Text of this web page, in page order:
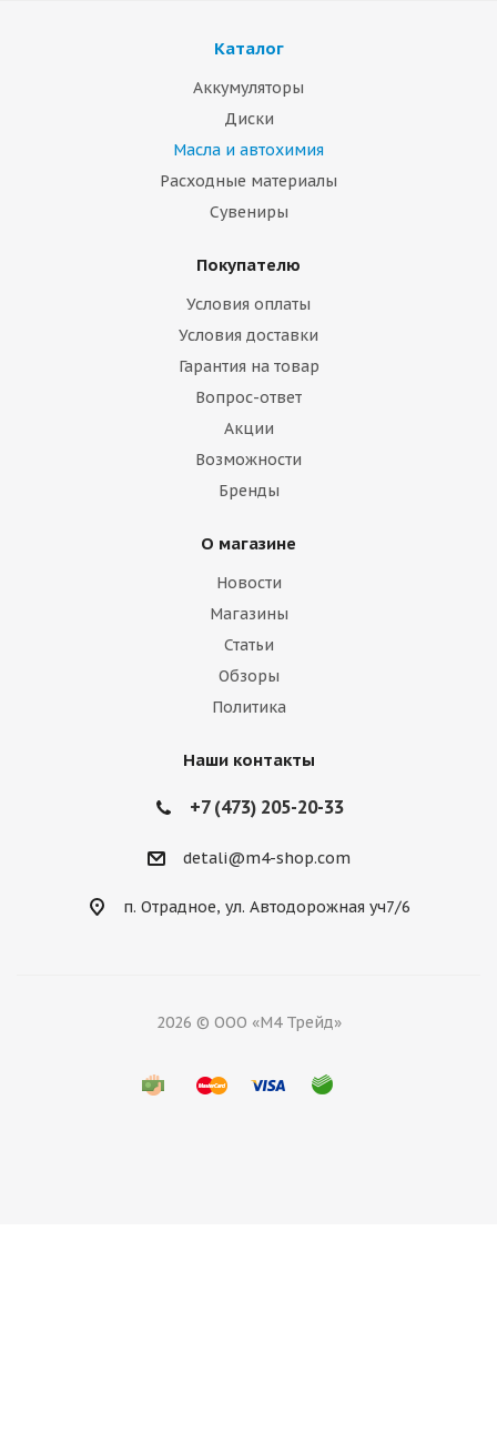
Каталог
Аккумуляторы
Диски
Масла и автохимия
Расходные материалы
Сувениры
Покупателю
Условия оплаты
Условия доставки
Гарантия на товар
Вопрос-ответ
Акции
Возможности
Бренды
О магазине
Новости
Магазины
Статьи
Обзоры
Политика
Наши контакты
+7 (473) 205-20-33
detali@m4-shop.com
п. Отрадное, ул. Автодорожная уч7/6
2026 © ООО «М4 Трейд»